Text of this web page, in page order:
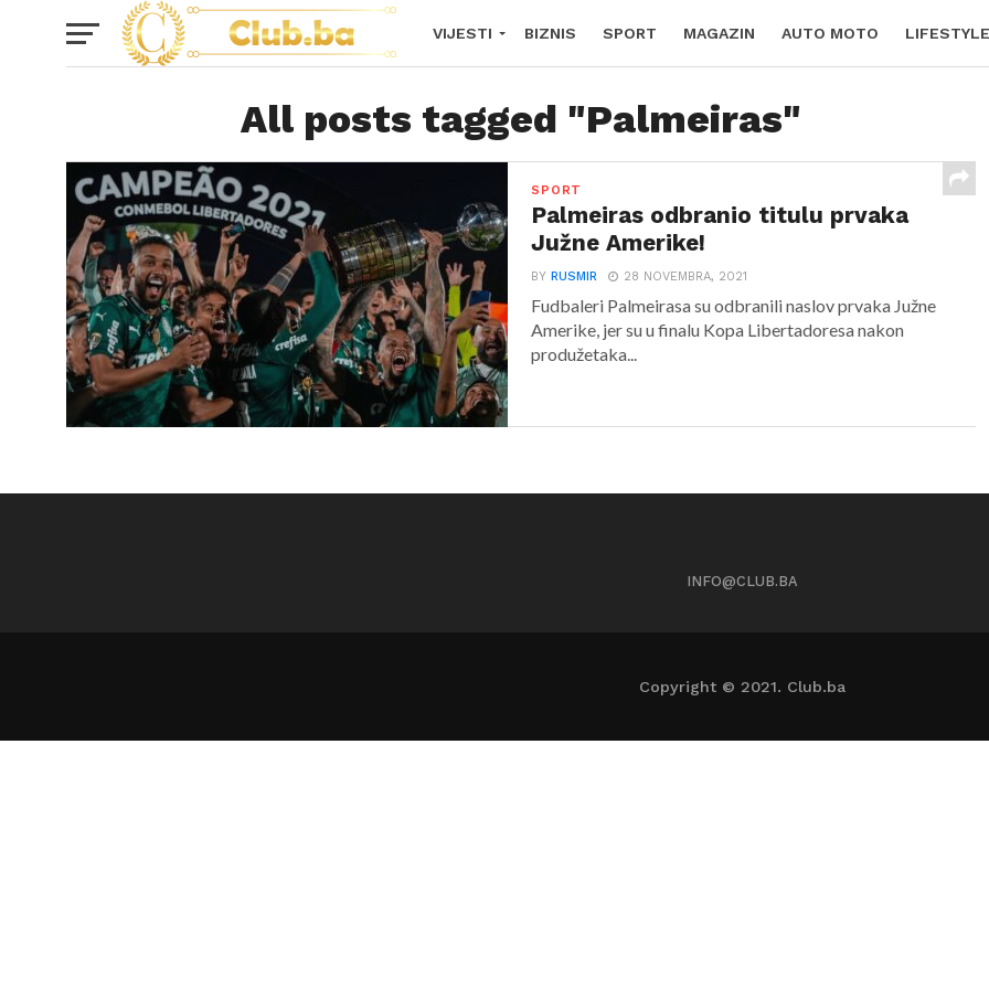
VIJESTI BIZNIS SPORT MAGAZIN AUTO MOTO LIFESTYLE
All posts tagged "Palmeiras"
SPORT
Palmeiras odbranio titulu prvaka
Južne Amerike!
BYRUSMIR 28 NOVEMBRA, 2021
Fudbaleri Palmeirasa su odbranili naslov prvaka Južne
Amerike, jer su u finalu Kopa Libertadoresa nakon
produžetaka...
INFO@CLUB.BA
Copyright © 2021. Club.ba